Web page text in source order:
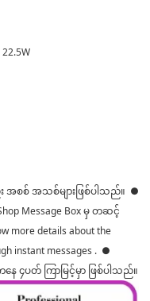
22.5W
အစစ် အသစ်များဖြစ်ပါသည်။ ●
Message Box မှ တဆင့်
more details about the
instant messages . ●
ေ ၄ပတ် ကြာမြင့်မှာ ဖြစ်ပါသည်။